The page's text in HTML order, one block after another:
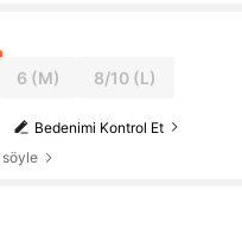
6 (M) 8/10 (L)
Bedenimi Kontrol Et
söyle